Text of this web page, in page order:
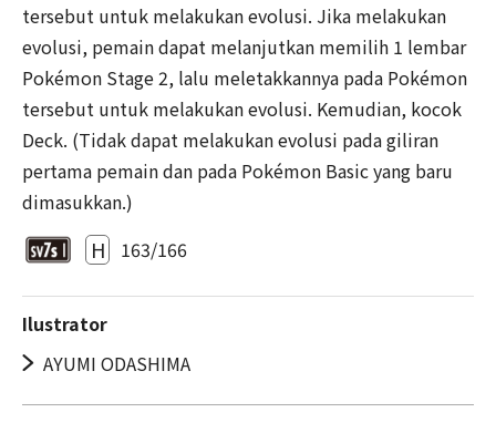
tersebut untuk melakukan evolusi. Jika melakukan
evolusi, pemain dapat melanjutkan memilih 1 lembar
Pokémon Stage 2, lalu meletakkannya pada Pokémon
tersebut untuk melakukan evolusi. Kemudian, kocok
Deck. (Tidak dapat melakukan evolusi pada giliran
pertama pemain dan pada Pokémon Basic yang baru
dimasukkan.)
H 163/166
Ilustrator
AYUMI ODASHIMA